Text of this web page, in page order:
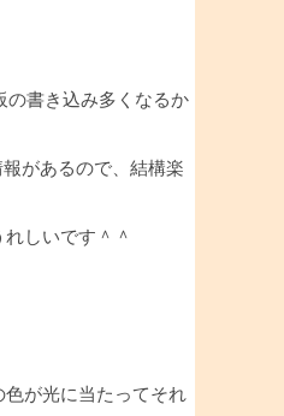
の書き込み多くなるか
があるので、結構楽
しいです＾＾
が光に当たってそれ